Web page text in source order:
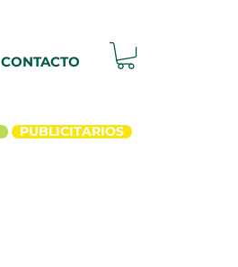
CONTACTO
PUBLICITARIOS